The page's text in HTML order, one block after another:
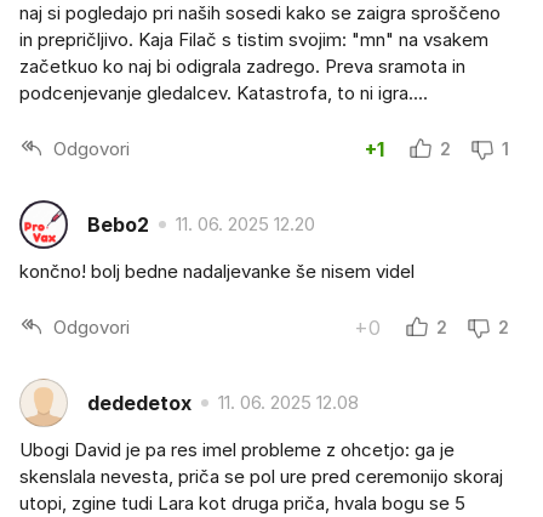
naj si pogledajo pri naših sosedi kako se zaigra sproščeno
in prepričljivo. Kaja Filač s tistim svojim: "mn" na vsakem
začetkuo ko naj bi odigrala zadrego. Preva sramota in
podcenjevanje gledalcev. Katastrofa, to ni igra....
Odgovori +1 2 1
Bebo2 11. 06. 2025 12.20
končno! bolj bedne nadaljevanke še nisem videl
Odgovori +0 2 2
dededetox 11. 06. 2025 12.08
Ubogi David je pa res imel probleme z ohcetjo: ga je
skenslala nevesta, priča se pol ure pred ceremonijo skoraj
utopi, zgine tudi Lara kot druga priča, hvala bogu se 5